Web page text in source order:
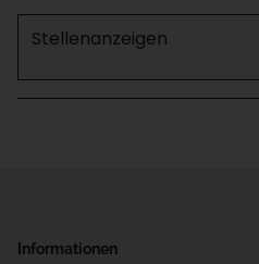
Stellenanzeigen
Informationen